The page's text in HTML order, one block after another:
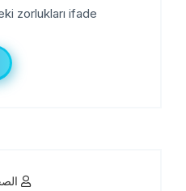
zorlukları ifade...
الصحة